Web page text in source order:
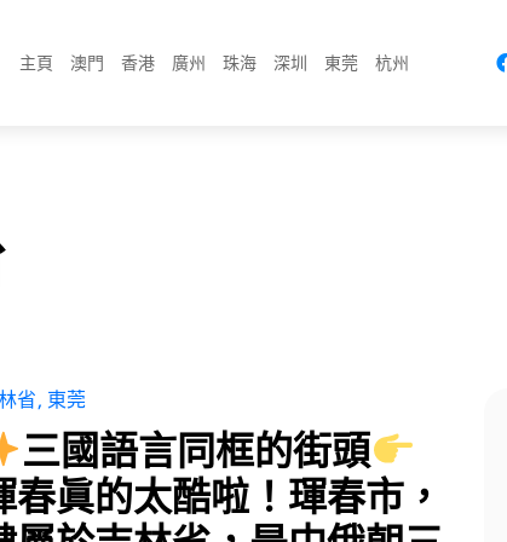
主頁 澳門 香港 廣州 珠海 深圳 東莞 杭州
省 東莞
三國語言同框的街頭
春眞的太酷啦！琿春市，